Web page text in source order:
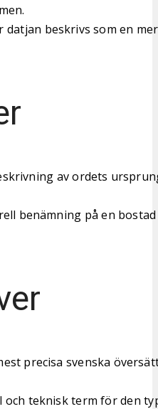
datjan beskrivs som en
av ordets
benämning på en
precisa svenska
teknisk term för den